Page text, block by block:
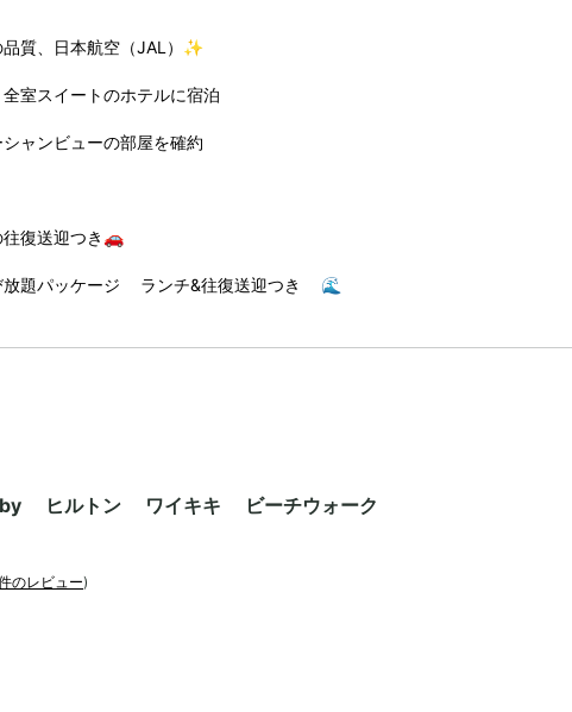
質、日本航空（JAL）✨
室スイートのホテルに宿泊
ャンビューの部屋を確約
往復送迎つき🚗
放題パッケージ ランチ&往復送迎つき 🌊
ヒルトン ワイキキ ビーチウォーク
レビュー)